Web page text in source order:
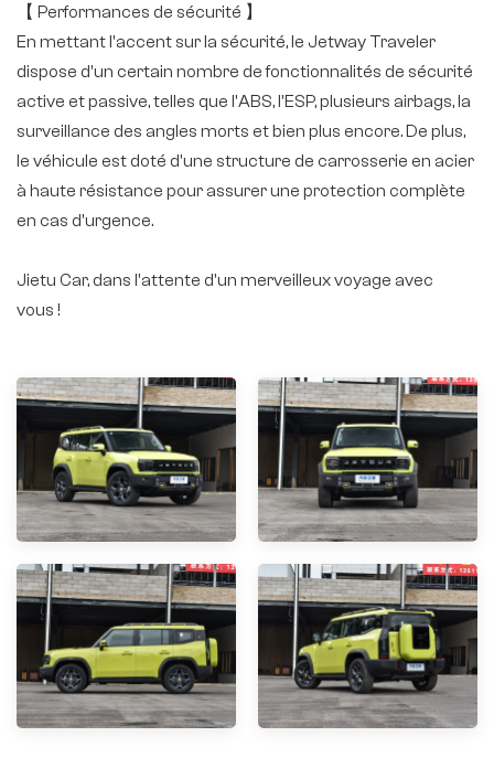
【 Performances de sécurité 】
En mettant l'accent sur la sécurité, le Jetway Traveler
dispose d'un certain nombre de fonctionnalités de sécurité
active et passive, telles que l'ABS, l'ESP, plusieurs airbags, la
surveillance des angles morts et bien plus encore. De plus,
le véhicule est doté d'une structure de carrosserie en acier
à haute résistance pour assurer une protection complète
en cas d'urgence.
Jietu Car, dans l'attente d'un merveilleux voyage avec
vous !